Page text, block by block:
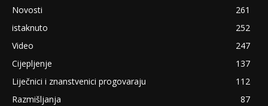
Novosti
261
istaknuto
252
Video
247
Cijepljenje
137
Liječnici i znanstvenici progovaraju
112
Razmišljanja
87